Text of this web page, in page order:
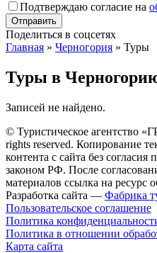
Подтверждаю согласие на
Поделиться в соцсетях
Главная » Черногория » Туры
Туры в
Записей не найдено.
© Туристическое агентство
rights reserved. Копирование
контента с сайта без согласия
законом РФ. После
материалов ссылка на ресурс
Разработка сайта — Фабрика
Пользовательское соглашение
Политика
Политика в отношении
Карта сайта